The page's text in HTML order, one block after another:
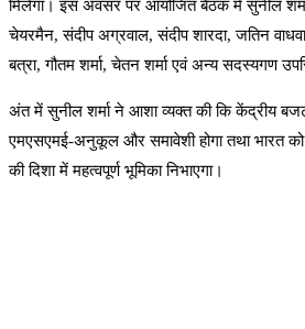
मिलेगा। इस अवसर पर आयोजित बैठक में सुनील
चेयरमैन, संदीप अग्रवाल, संदीप शारदा, जतिन
बत्रा, गौतम शर्मा, चेतन शर्मा एवं अन्य सदस्यगण
अंत में सुनील शर्मा ने आशा व्यक्त की कि केंद्रीय बजट
एमएसएमई-अनुकूल और समावेशी होगा तथा भारत
की दिशा में महत्वपूर्ण भूमिका निभाएगा।